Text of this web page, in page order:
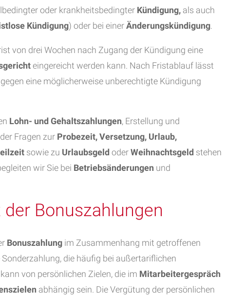
oder krankheitsbedingter Kündigung, als auch
Kündigung) oder bei einerÄnderungskündigung
von drei Wochen nach Zugang der Kündigung eine
eingereicht werden kann. Nach Fristablauf lässt
gegen eine möglicherweise unberechtigte Kündigung
Lohn- und Gehaltszahlungen, Erstellung und
Fragen zur Probezeit, Versetzung, Urlaub,
sowie zu Urlaubsgeld oderWeihnachtsgeld stehen
wir Sie bei Betriebsänderungen und
Bonuszahlungen
Bonuszahlung im Zusammenhang mit getroffenen
Sonderzahlung, die häufig bei außertariflichen
von persönlichen Zielen, die im Mitarbeitergespräch
abhängig sein. Die Vergütung der persönlichen